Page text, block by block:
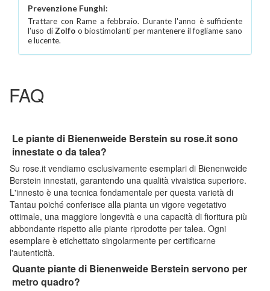
Prevenzione Funghi:
Trattare con Rame a febbraio. Durante l'anno è sufficiente
l'uso di Zolfo o biostimolanti per mantenere il fogliame sano
e lucente.
FAQ
Le piante di Bienenweide Berstein su rose.it sono
innestate o da talea?
Su rose.it vendiamo esclusivamente esemplari di Bienenweide
Berstein innestati, garantendo una qualità vivaistica superiore.
L'innesto è una tecnica fondamentale per questa varietà di
Tantau poiché conferisce alla pianta un vigore vegetativo
ottimale, una maggiore longevità e una capacità di fioritura più
abbondante rispetto alle piante riprodotte per talea. Ogni
esemplare è etichettato singolarmente per certificarne
l'autenticità.
Quante piante di Bienenweide Berstein servono per
metro quadro?